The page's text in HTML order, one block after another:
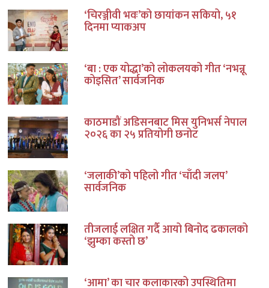
‘चिरञ्जीवी भवः’को छायांकन सकियो, ५१
दिनमा प्याकअप
‘बा : एक योद्धा’को लोकलयको गीत ‘नभन्नू
कोइसित’ सार्वजनिक
काठमाडौं अडिसनबाट मिस युनिभर्स नेपाल
२०२६ का २५ प्रतियोगी छनोट
‘जलाकी’को पहिलो गीत ‘चाँदी जलप’
सार्वजनिक
तीजलाई लक्षित गर्दै आयो बिनोद ढकालको
‘झुम्का कस्तो छ’
‘आमा’ का चार कलाकारको उपस्थितिमा